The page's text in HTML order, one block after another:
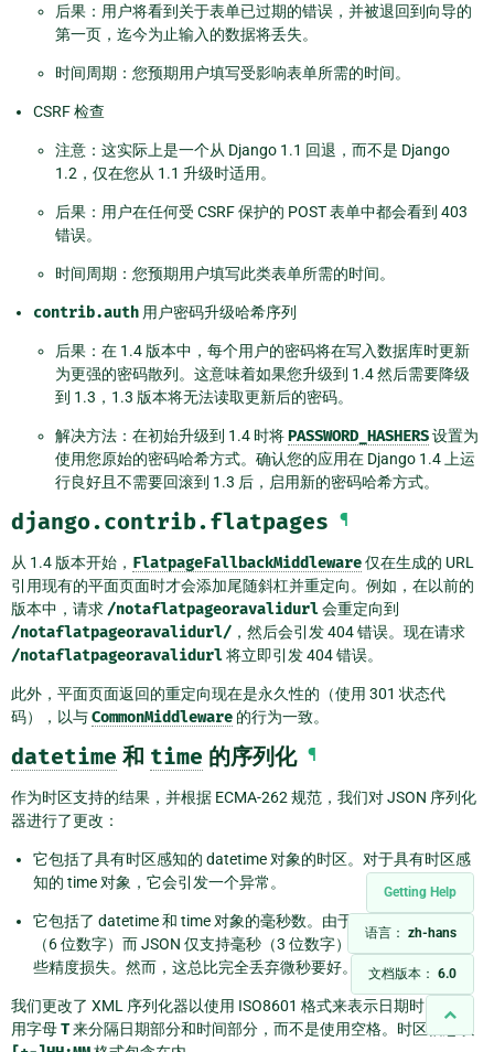
Getting Help
语言： zh-hans
文档版本： 6.0
后果：用户将看到关于表单已过期的错误，并被退回到向导的
第一页，迄今为止输入的数据将丢失。
时间周期：您预期用户填写受影响表单所需的时间。
CSRF 检查
注意：这实际上是一个从 Django 1.1 回退，而不是 Django
1.2，仅在您从 1.1 升级时适用。
后果：用户在任何受 CSRF 保护的 POST 表单中都会看到 403
错误。
时间周期：您预期用户填写此类表单所需的时间。
contrib.auth 用户密码升级哈希序列
后果：在 1.4 版本中，每个用户的密码将在写入数据库时更新
为更强的密码散列。这意味着如果您升级到 1.4 然后需要降级
到 1.3，1.3 版本将无法读取更新后的密码。
解决方法：在初始升级到 1.4 时将PASSWORD_HASHERS设置为
使用您原始的密码哈希方式。确认您的应用在 Django 1.4 上运
行良好且不需要回滚到 1.3 后，启用新的密码哈希方式。
django.contrib.flatpages ¶
从 1.4 版本开始， FlatpageFallbackMiddleware仅在生成的 URL
引用现有的平面页面时才会添加尾随斜杠并重定向。例如，在以前的
版本中，请求 /notaflatpageoravalidurl会重定向到
/notaflatpageoravalidurl/ ，然后会引发 404 错误。现在请求
/notaflatpageoravalidurl将立即引发 404 错误。
此外，平面页面返回的重定向现在是永久性的（使用 301 状态代
码），以与CommonMiddleware 的行为一致。
datetime 和 time 的序列化 ¶
作为时区支持的结果，并根据 ECMA-262 规范，我们对 JSON 序列化
器进行了更改：
它包括了具有时区感知的 datetime 对象的时区。对于具有时区感
知的 time 对象，它会引发一个异常。
它包括了 datetime 和 time 对象的毫秒数。由于 Python 存储微秒
（6 位数字）而 JSON 仅支持毫秒（3 位数字），因此仍然存在一
些精度损失。然而，这总比完全丢弃微秒要好。
我们更改了 XML 序列化器以使用 ISO8601 格式来表示日期时间。使
用字母T来分隔日期部分和时间部分，而不是使用空格。时区信息以